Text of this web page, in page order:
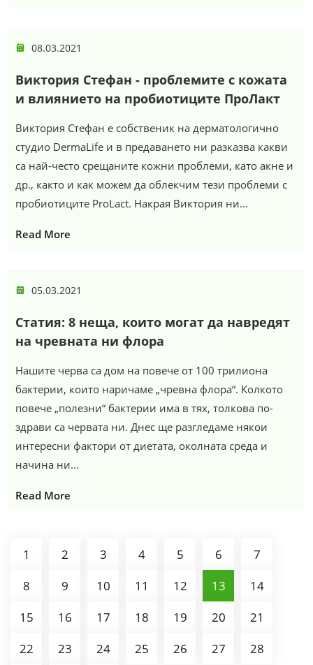
08.03.2021
Виктория Стефан - проблемите с кожата
и влиянието на пробиотиците ПроЛакт
Виктория Стефан е собственик на дерматологично
студио DermaLife и в предаването ни разказва какви
са най-често срещаните кожни проблеми, като акне и
др., както и как можем да облекчим тези проблеми с
пробиотиците ProLact. Накрая Виктория ни...
Read More
05.03.2021
Статия: 8 неща, които могат да навредят
на чревната ни флора
Нашите черва са дом на повече от 100 трилиона
бактерии, които наричаме „чревна флора“. Колкото
повече „полезни“ бактерии има в тях, толкова по-
здрави са червата ни. Днес ще разгледаме някои
интересни фактори от диетата, околната среда и
начина ни...
Read More
1 2 3 4 5 6
7
8
9 10 11 12 13
14
15
16 17 18 19 20
21
22
23 24 25 26 27 28